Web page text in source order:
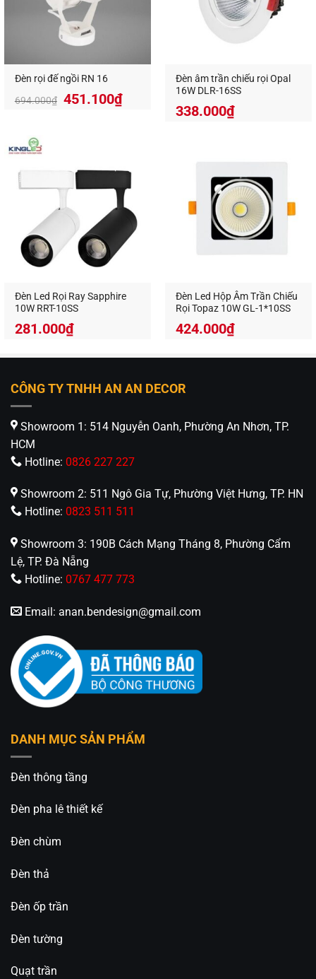
Đèn rọi đế ngồi RN 16
694.000₫ Giá
451.100₫Giá
hiện
Đèn âm trần chiếu rọi Opal
16W DLR-16SS
338.000₫
Đèn Led Rọi Ray Sapphire
10W RRT-10SS
281.000₫
Đèn Led Hộp Âm Trần Chiếu
Rọi Topaz 10W GL-1*10SS
424.000₫
CÔNG TY TNHH AN AN DECOR
Showroom 1: 514 Nguyễn Oanh, Phường An Nhơn, TP.
HCM
Hotline: 0826 227 227
Showroom 2: 511 Ngô Gia Tự, Phường Việt Hưng, TP. HN
Hotline: 0823 511 511
Showroom 3: 190B Cách Mạng Tháng 8, Phường Cẩm
Lệ, TP. Đà Nẵng
Hotline: 0767 477 773
Email: anan.bendesign@gmail.com
DANH MỤC SẢN PHẨM
Đèn thông tầng
Đèn pha lê thiết kế
Đèn chùm
Đèn thả
Đèn ốp trần
Đèn tường
Quạt trần